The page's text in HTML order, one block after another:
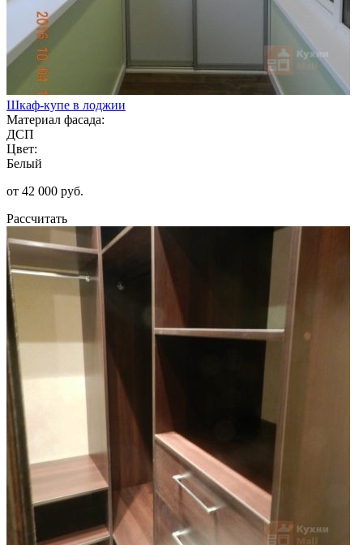
Шкаф-купе в лоджии
Материал фасада:
ДСП
Цвет:
Белый
от 42 000 руб.
Рассчитать